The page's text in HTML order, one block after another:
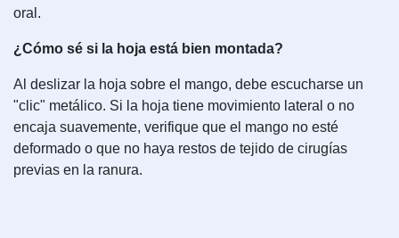
oral.
¿Cómo sé si la hoja está bien montada?
Al deslizar la hoja sobre el mango, debe escucharse un
"clic" metálico. Si la hoja tiene movimiento lateral o no
encaja suavemente, verifique que el mango no esté
deformado o que no haya restos de tejido de cirugías
previas en la ranura.